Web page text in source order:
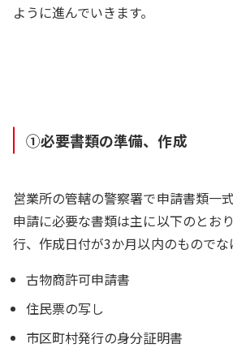
ように進んでいきます。
①必要書類の準備、作成
営業所の管轄の警察署で申請書類一
申請に必要な書類は主に以下のとお
行、作成日付が3か月以内のものでな
古物商許可申請書
住民票の写し
市区町村発行の身分証明書